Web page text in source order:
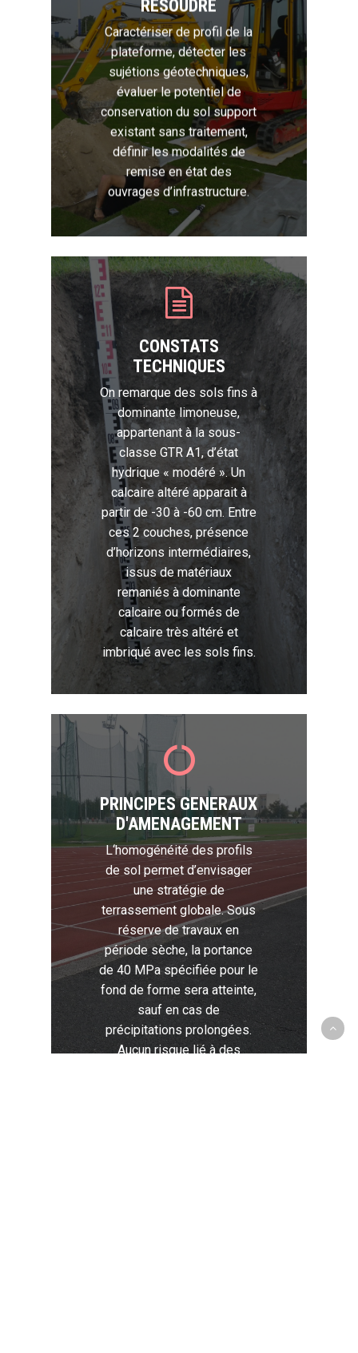
RESOUDRE
Caractériser de profil de la
plateforme, détecter les
sujétions géotechniques,
évaluer le potentiel de
conservation du sol support
existant sans traitement,
définir les modalités de
remise en état des
ouvrages d’infrastructure.
CONSTATS
TECHNIQUES
On remarque des sols fins à
dominante limoneuse,
appartenant à la sous-
classe GTR A1, d’état
hydrique « modéré ». Un
calcaire altéré apparait à
partir de -30 à -60 cm. Entre
ces 2 couches, présence
d’horizons intermédiaires,
issus de matériaux
remaniés à dominante
calcaire ou formés de
calcaire très altéré et
imbriqué avec les sols fins.
PRINCIPES GENERAUX
D'AMENAGEMENT
L‘homogénéité des profils
de sol permet d’envisager
une stratégie de
terrassement globale. Sous
réserve de travaux en
période sèche, la portance
de 40 MPa spécifiée pour le
fond de forme sera atteinte,
sauf en cas de
précipitations prolongées.
Aucun risque lié à des